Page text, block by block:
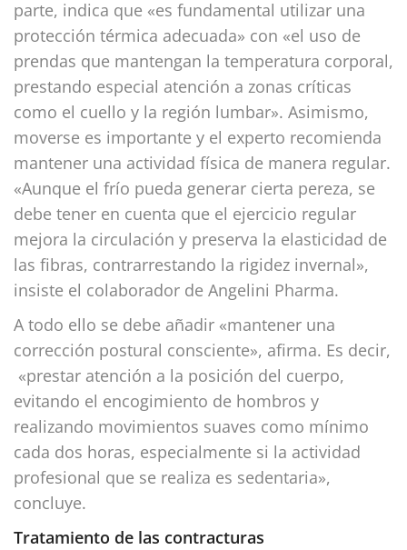
parte, indica que «es fundamental utilizar una
protección térmica adecuada» con «el uso de
prendas que mantengan la temperatura corporal,
prestando especial atención a zonas críticas
como el cuello y la región lumbar». Asimismo,
moverse es importante y el experto recomienda
mantener una actividad física de manera regular.
«Aunque el frío pueda generar cierta pereza, se
debe tener en cuenta que el ejercicio regular
mejora la circulación y preserva la elasticidad de
las fibras, contrarrestando la rigidez invernal»,
insiste el colaborador de Angelini Pharma.
A todo ello se debe añadir «mantener una
corrección postural consciente», afirma. Es decir,
«prestar atención a la posición del cuerpo,
evitando el encogimiento de hombros y
realizando movimientos suaves como mínimo
cada dos horas, especialmente si la actividad
profesional que se realiza es sedentaria»,
concluye.
Tratamiento de las contracturas